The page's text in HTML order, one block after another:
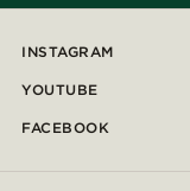
INSTAGRAM
YOUTUBE
FACEBOOK